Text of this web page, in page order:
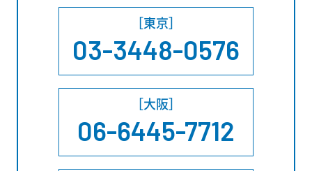
［東京］
03-3448-0576
［大阪］
06-6445-7712